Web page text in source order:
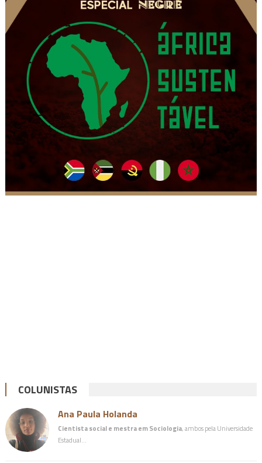
COLUNISTAS
Ana Paula Holanda
Cientista social e mestra em Sociologia, ambos pela Universidade
Estadual…